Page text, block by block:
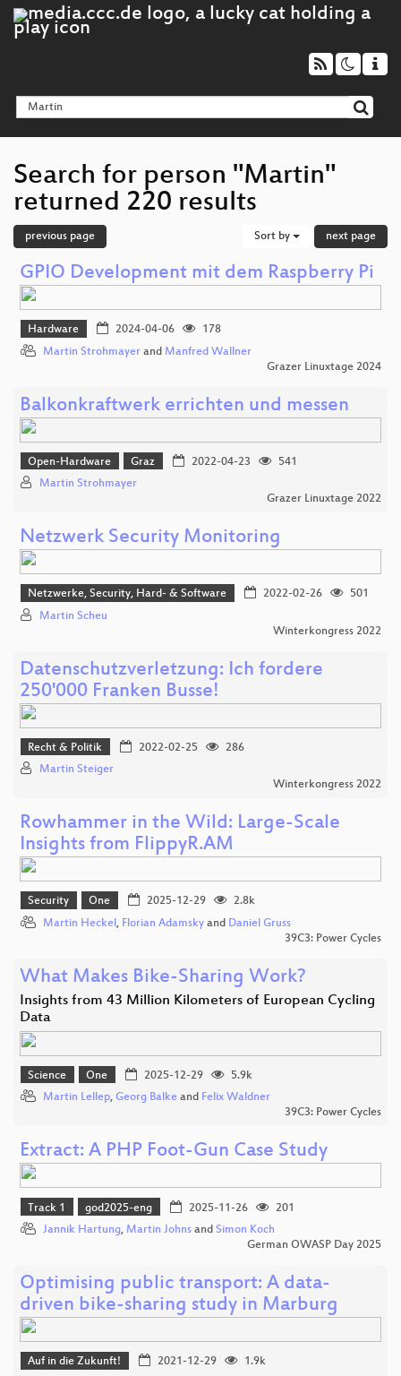
Search for person "Martin"
returned 220 results
previous page Sort by next page
GPIO Development mit dem Raspberry Pi
Hardware 2024-04-06
178
Martin Strohmayer and Manfred Wallner
Grazer Linuxtage 2024
Balkonkraftwerk errichten und messen
Open-Hardware Graz 2022-04-23
541
Martin Strohmayer
Grazer Linuxtage 2022
Netzwerk Security Monitoring
Netzwerke, Security, Hard- & Software 2022-02-26
501
Martin Scheu
Winterkongress 2022
Datenschutzverletzung: Ich fordere
250'000 Franken Busse!
Recht & Politik 2022-02-25
286
Martin Steiger
Winterkongress 2022
Rowhammer in the Wild: Large-Scale
Insights from FlippyR.AM
Security One 2025-12-29
2.8k
Martin Heckel, Florian Adamsky and Daniel Gruss
39C3: Power Cycles
What Makes Bike-Sharing Work?
Insights from 43 Million Kilometers of European Cycling
Data
Science One 2025-12-29
5.9k
Martin Lellep, Georg Balke and Felix Waldner
39C3: Power Cycles
Extract: A PHP Foot-Gun Case Study
Track 1 god2025-eng 2025-11-26
201
Jannik Hartung, Martin Johns and Simon Koch
German OWASP Day 2025
Optimising public transport: A data-
driven bike-sharing study in Marburg
Auf in die Zukunft! 2021-12-29
1.9k